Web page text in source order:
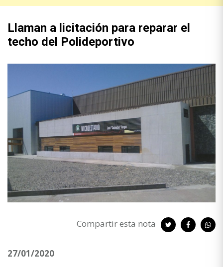
Llaman a licitación para reparar el
techo del Polideportivo
Compartir esta nota
27/01/2020